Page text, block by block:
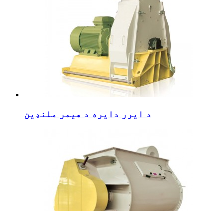
د ایرر دایره د هیمر ملنډین